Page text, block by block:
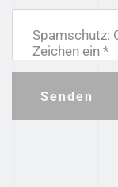
Spamschutz:
Zeichen ein *
Senden